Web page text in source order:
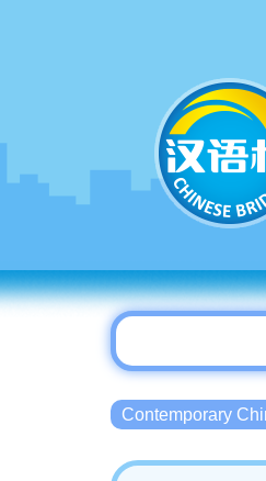
Contemporary